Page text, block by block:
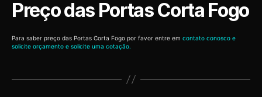
Preço das Portas Corta Fogo
Para saber preço das Portas Corta Fogo por favor entre em contato conosco e
solicite orçamento e solicite uma cotação.